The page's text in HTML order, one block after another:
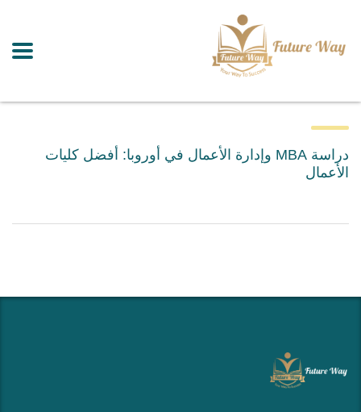
دراسة MBA وإدارة الأعمال في أوروبا: أفضل كليات
الأعمال